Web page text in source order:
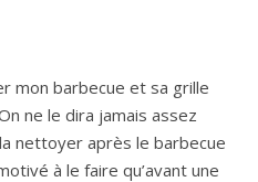
mon barbecue et sa grille
ne le dira jamais assez
nettoyer après le barbecue
à le faire qu’avant une